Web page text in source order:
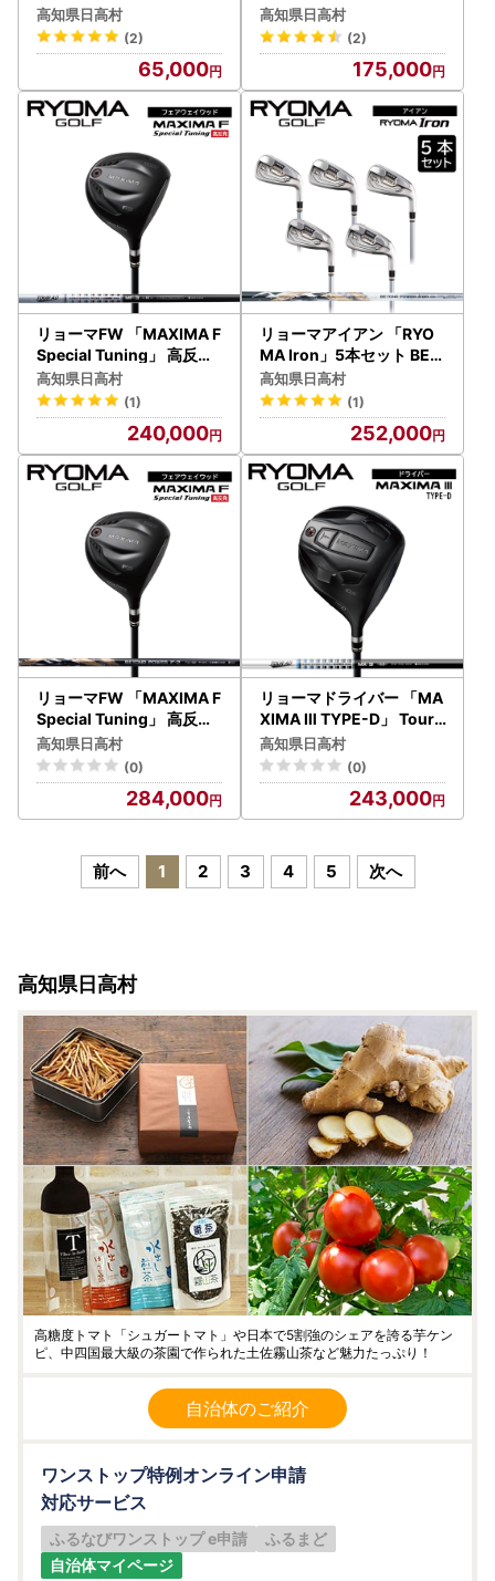
猫砂 7L×6袋×6回
高知県日高村
(2)
65,000
ャフト RYOMA GOLF ゴ
ルフクラブ
高知県日高村
(2)
175,000
リョーマFW 「MAXIMA F
Special Tuning」 高反発
モデル TourADシャフト R
YOMA GOLF ゴルフクラ
ブ
高知県日高村
(1)
240,000
リョーマアイアン 「RYO
MA Iron」5本セット BEY
OND POWERシャフト リ
ョーマ GOLF ゴルフクラ
ブ
高知県日高村
(1)
252,000
リョーマFW 「MAXIMA F
Special Tuning」 高反発
モデル BEYOND POWER
シャフト RYOMA GOLF
ゴルフクラブ
高知県日高村
(0)
284,000
リョーマドライバー 「MA
XIMA Ⅲ TYPE-D」 TourA
Dシャフト RYOMA GOLF
ゴルフクラブ
高知県日高村
(0)
243,000
前へ 1 2 3 4 5 次へ
高知県日高村
高糖度トマト「シュガートマト」や日本で5割強のシェアを誇る芋ケン
ピ、中四国最大級の茶園で作られた土佐霧山茶など魅力たっぷり！
自治体のご紹介
ワンストップ特例オンライン申請
対応サービス
ふるなびワンストップ e申請
ふるまど
自治体マイページ